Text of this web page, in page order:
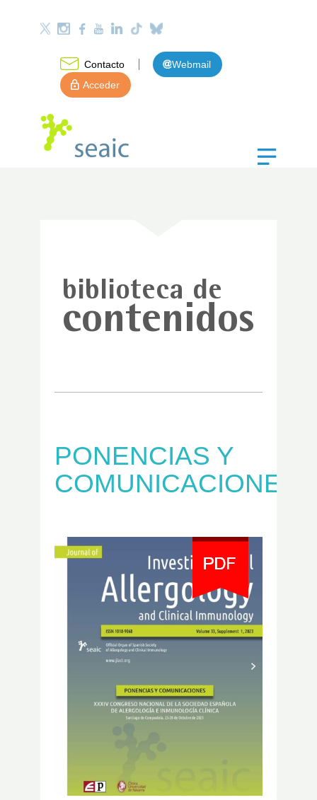
Contacto
Webmail
Acceder
biblioteca de
contenidos
PONENCIAS Y
COMUNICACIONES